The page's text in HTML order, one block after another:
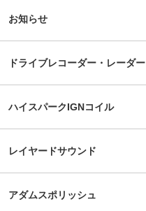
お知らせ
ドライブレコーダー・レーダー
ハイスパークIGNコイル
レイヤードサウンド
アダムスポリッシュ